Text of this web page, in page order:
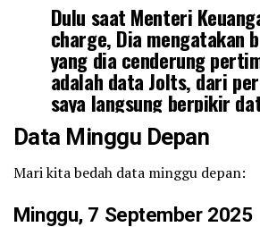
Dulu saat Menteri
charge, Dia mengatakan
yang dia cenderung
adalah data Jolts, dari
saya langsung berpikir
adalah data yang bisa
Semenjak itu setiap baca
selalu saya inverse dan…
https://t.co/H41TqymFSL
Data Minggu Depan
Mari kita bedah data minggu depan:
Minggu, 7 September 2025